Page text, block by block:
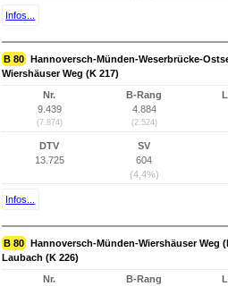
Infos...
B 80 Hannoversch-Münden-Weserbrücke-
Wiershäuser Weg (K 217)
Nr.
9.439
(7.874)
B-Rang
4.884
(2.524)
DTV
13.725
SV
604
(4,4%)
Infos...
B 80 Hannoversch-Münden-Wiershäuser Weg
Laubach (K 226)
Nr.
B-Rang